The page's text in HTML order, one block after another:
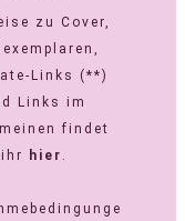
zu Cover,
Links (**)
Links im
findet
ihr
hier .